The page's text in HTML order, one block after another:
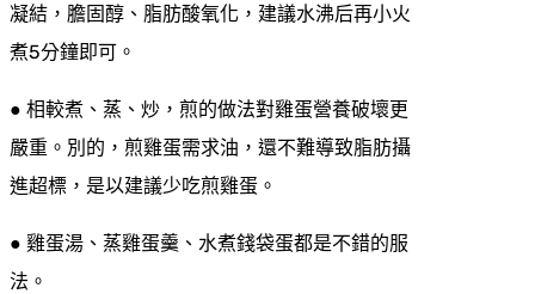
凝結，膽固醇、脂肪酸氧化，建議水沸后再小火
煮5分鐘即可。
● 相較煮、蒸、炒，煎的做法對雞蛋營養破壞更
嚴重。別的，煎雞蛋需求油，還不難導致脂肪攝
進超標，是以建議少吃煎雞蛋。
● 雞蛋湯、蒸雞蛋羹、水煮錢袋蛋都是不錯的服
法。